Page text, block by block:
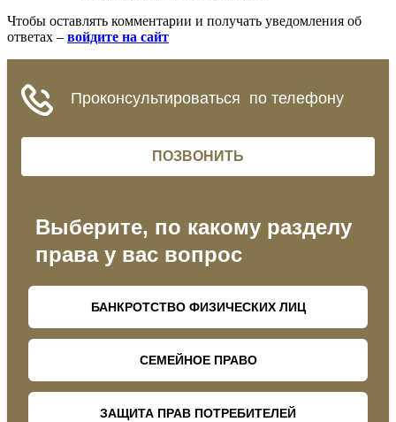
Чтобы оставлять комментарии и получать уведомления об
ответах – войдите на сайт